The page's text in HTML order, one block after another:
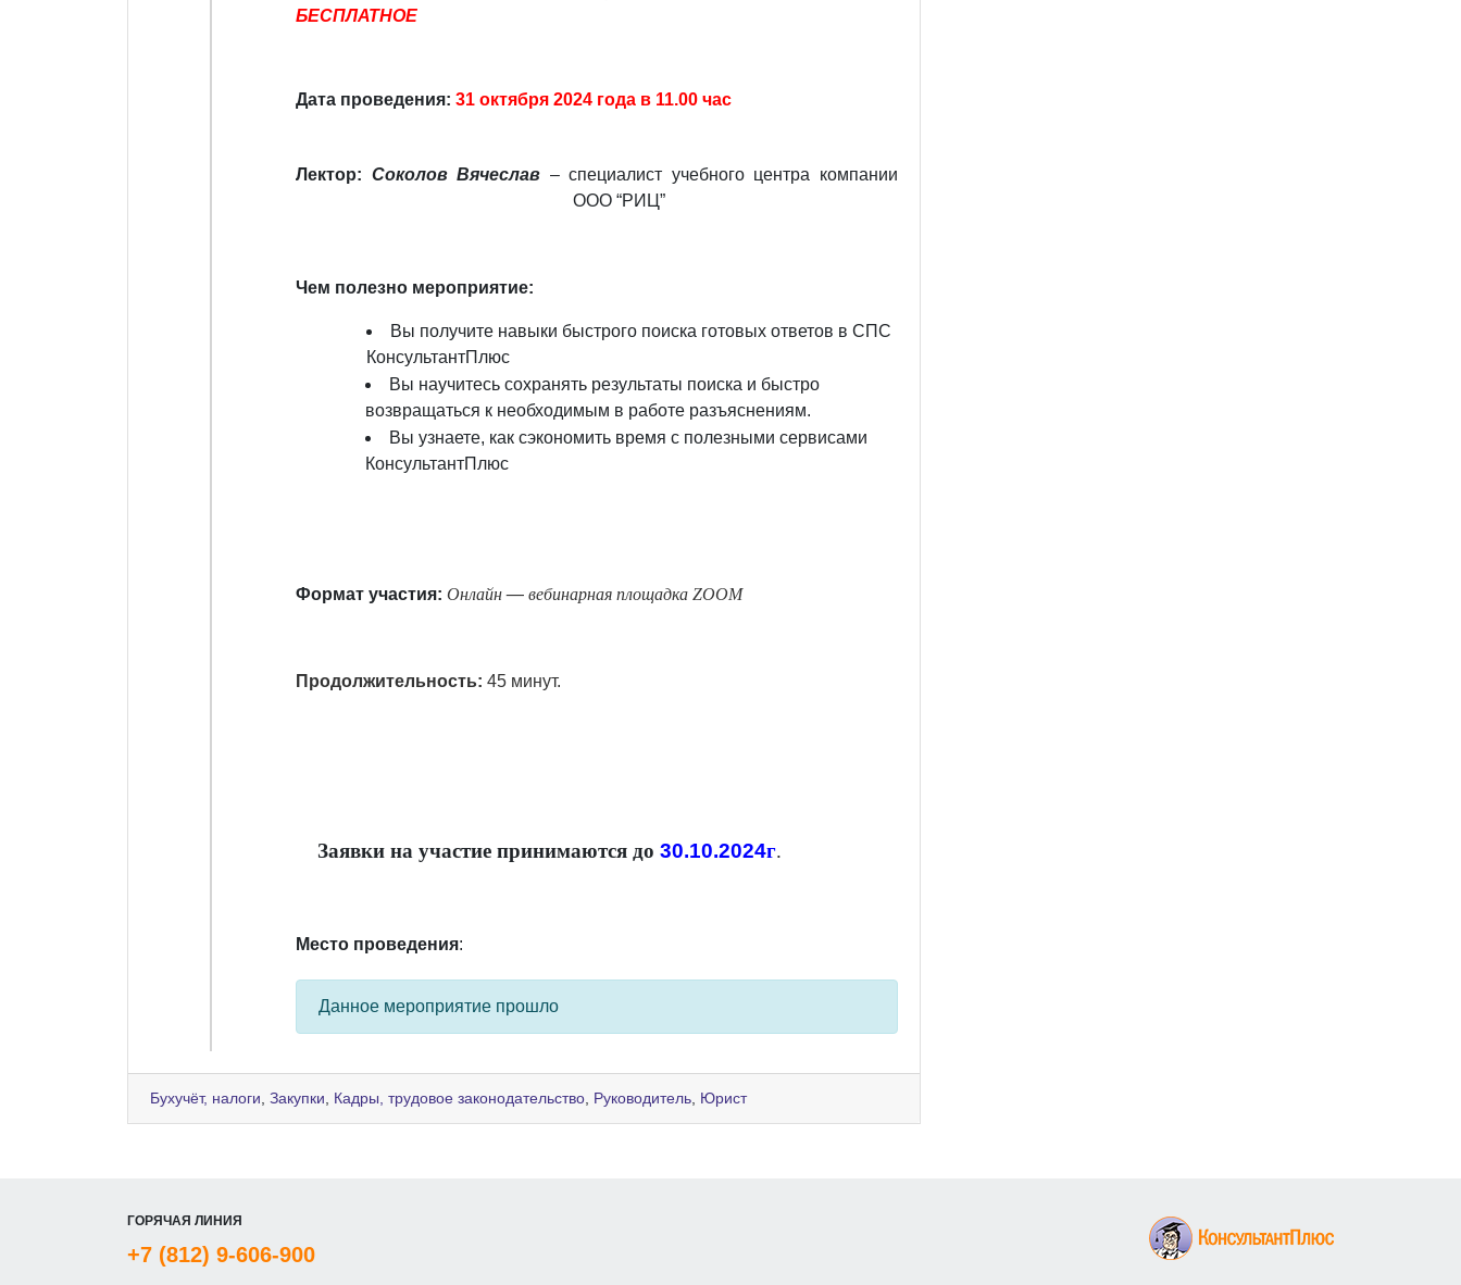
БЕСПЛАТНОЕ
Дата проведения: 31 октября 2024 года в 11.00 час
Лектор: Соколов Вячеслав – специалист учебного центра компании
ООО “РИЦ”
Чем полезно мероприятие:
Вы получите навыки быстрого поиска готовых ответов в СПС
КонсультантПлюс
Вы научитесь сохранять результаты поиска и быстро
возвращаться к необходимым в работе разъяснениям.
Вы узнаете, как сэкономить время с полезными сервисами
КонсультантПлюс
Формат участия: Онлайн— вебинарная площадка ZOOM
Продолжительность: 45 минут.
Заявки на участие принимаются до 30.10.2024г.
Место проведения:
Данное мероприятие прошло
Бухучёт, налоги Закупки Кадры, трудовое законодательство Руководитель Юрист
ГОРЯЧАЯ ЛИНИЯ
+7 (812) 9-606-900